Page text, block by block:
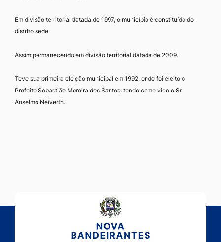
Em divisão territorial datada de 1997, o município é constituído do
distrito sede.
Assim permanecendo em divisão territorial datada de 2009.
Teve sua primeira eleição municipal em 1992, onde foi eleito o
Prefeito Sebastião Moreira dos Santos, tendo como vice o Sr
Anselmo Neiverth.